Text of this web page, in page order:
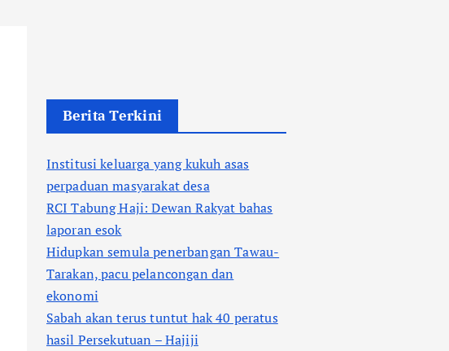
Berita Terkini
Institusi keluarga yang kukuh asas
perpaduan masyarakat desa
RCI Tabung Haji: Dewan Rakyat bahas
laporan esok
Hidupkan semula penerbangan Tawau-
Tarakan, pacu pelancongan dan
ekonomi
Sabah akan terus tuntut hak 40 peratus
hasil Persekutuan – Hajiji